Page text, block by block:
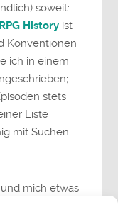
soweit:
History ist
Konventionen
ich in einem
stets
Liste
mit Suchen
mich etwas